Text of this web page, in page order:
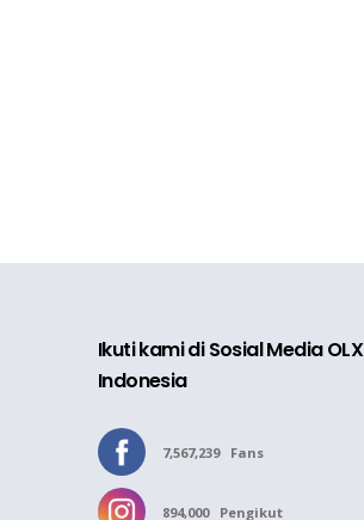
Ikuti kami di Sosial Media OLX
Indonesia
7,567,239 Fans
894,000 Pengikut